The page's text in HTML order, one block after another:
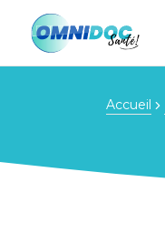
Accueil